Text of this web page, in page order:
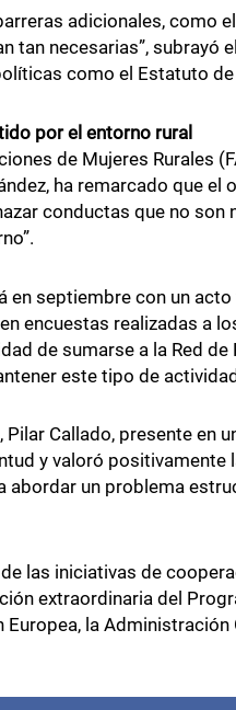
adicionales, como
tan necesarias”, subrayó
como el Estatuto de
por el entorno rural
de Mujeres Rurales
ha remarcado que
conductas que no son
en septiembre con un
encuestas realizadas a
de sumarse a la Red
este tipo de
Pilar Callado, presente en
y valoró positivamente
abordar un problema
las iniciativas de
extraordinaria del
la